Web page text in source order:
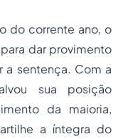
do corrente ano, o
dar provimento
a sentença. Com a
sua posição
da maioria,
a íntegra do